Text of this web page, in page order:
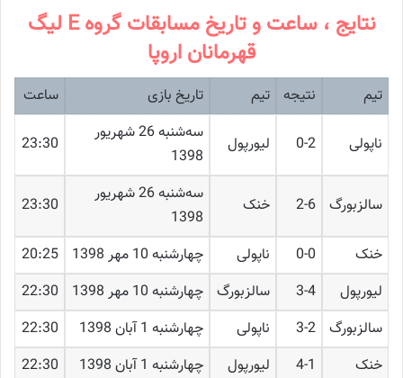
نتایج ، ساعت و تاریخ مسابقات گروه E لیگ
قهرمانان اروپا
تیم نتیجه تیم تاریخ بازی ساعت
ناپولی 0-2 لیورپول
ﺳﻪشنبه 26 شهریور
1398
23:30
سالزبورگ 2-6 خنک
ﺳﻪشنبه 26 شهریور
1398
23:30
خنک 0-0 ناپولی چهارشنبه 10 مهر 1398
20:25
لیورپول
3-4 سالزبورگ چهارشنبه 10 مهر 1398
22:30
سالزبورگ
3-2 ناپولی چهارشنبه 1 آبان 1398
22:30
خنک
4-1 لیورپول چهارشنبه 1 آبان 1398
22:30